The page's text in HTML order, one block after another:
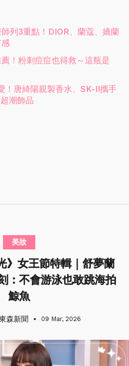
列3重點！DIOR、蘭蔻、嬌蘭
！粉刺痘痘也得救～這瓶是
！唐綺陽親製香水、SK-II攜手
潮飾品
美妝
》女王節特輯｜舒夢蘭
：不會游泳也敢跳海拍
鯨魚
森新聞 09 Mar, 2026